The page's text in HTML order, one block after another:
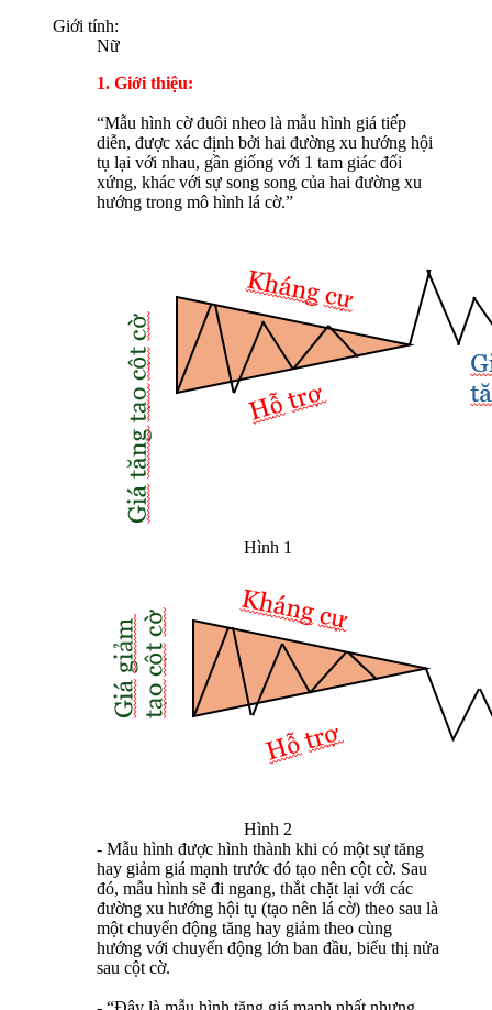
Giới tính:
Nữ
1. Giới thiệu:
“Mẫu hình cờ đuôi nheo là mẫu hình giá tiếp
diễn, được xác định bởi hai đường xu hướng hội
tụ lại với nhau, gần giống với 1 tam giác đối
xứng, khác với sự song song của hai đường xu
hướng trong mô hình lá cờ.”
Hình 1
Hình 2​
- Mẫu hình được hình thành khi có một sự tăng
hay giảm giá mạnh trước đó tạo nên cột cờ. Sau
đó, mẫu hình sẽ đi ngang, thắt chặt lại với các
đường xu hướng hội tụ (tạo nên lá cờ) theo sau là
một chuyển động tăng hay giảm theo cùng
hướng với chuyển động lớn ban đầu, biểu thị nửa
sau cột cờ.